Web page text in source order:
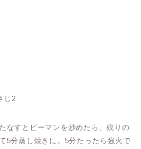
じ2
なすとピーマンを炒めたら、残りの
5分蒸し焼きに。5分たったら強火で